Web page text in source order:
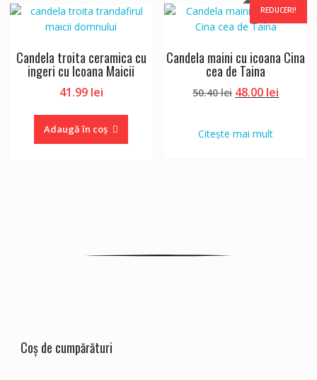
Candela troita ceramica cu
ingeri cu Icoana Maicii
41.99 lei
Adaugă în coș
REDUCERI!
Candela maini cu icoana Cina
cea de Taina
50.40lei Prețul
fost:
48.00 lei
Citește mai mult
Coș de cumpărături